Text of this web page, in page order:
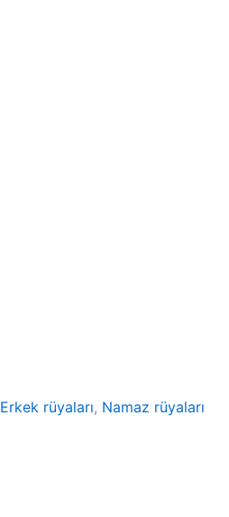
Erkek rüyaları, Namaz rüyaları